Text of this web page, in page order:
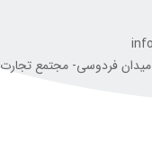
میدان فردوسی- مجتمع